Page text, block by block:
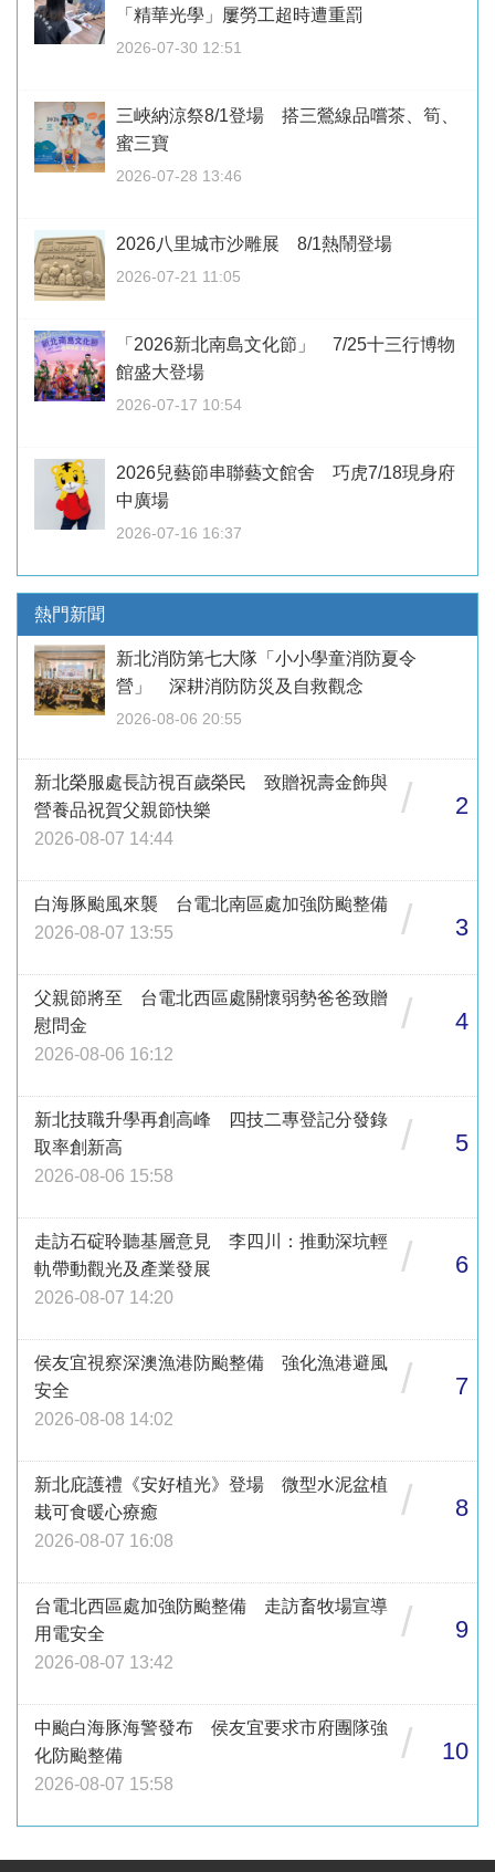
「精華光學」屢勞工超時遭重罰
2026-07-30 12:51
三峽納涼祭8/1登場 搭三鶯線品嚐茶、筍、
蜜三寶
2026-07-28 13:46
2026八里城市沙雕展 8/1熱鬧登場
2026-07-21 11:05
「2026新北南島文化節」 7/25十三行博物
館盛大登場
2026-07-17 10:54
2026兒藝節串聯藝文館舍 巧虎7/18現身府
中廣場
2026-07-16 16:37
熱門新聞
新北消防第七大隊「小小學童消防夏令
營」 深耕消防防災及自救觀念
2026-08-06 20:55
新北榮服處長訪視百歲榮民 致贈祝壽金飾與
營養品祝賀父親節快樂
2026-08-07 14:44
/ 2
白海豚颱風來襲 台電北南區處加強防颱整備
2026-08-07 13:55
/ 3
父親節將至 台電北西區處關懷弱勢爸爸致贈
慰問金
2026-08-06 16:12
/ 4
新北技職升學再創高峰 四技二專登記分發錄
取率創新高
2026-08-06 15:58
/ 5
走訪石碇聆聽基層意見 李四川：推動深坑輕
軌帶動觀光及產業發展
2026-08-07 14:20
/ 6
侯友宜視察深澳漁港防颱整備 強化漁港避風
安全
2026-08-08 14:02
/ 7
新北庇護禮《安好植光》登場 微型水泥盆植
栽可食暖心療癒
2026-08-07 16:08
/ 8
台電北西區處加強防颱整備 走訪畜牧場宣導
用電安全
2026-08-07 13:42
/ 9
中颱白海豚海警發布 侯友宜要求市府團隊強
化防颱整備
2026-08-07 15:58
/ 10